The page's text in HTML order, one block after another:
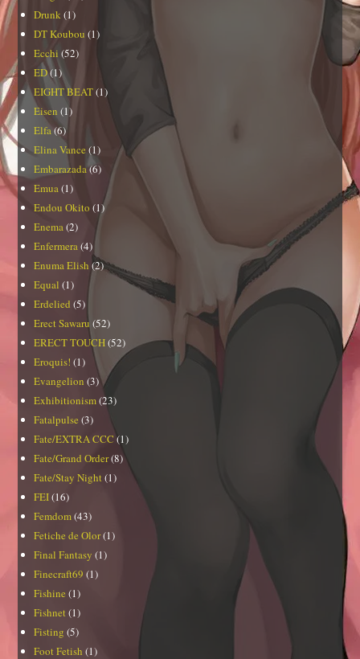
Drunk (1)
DT Koubou (1)
Ecchi (52)
ED(1)
EIGHT BEAT(1)
Eisen (1)
Elfa(6)
Elina Vance (1)
Embarazada(6)
Emua(1)
Endou Okito (1)
Enema(2)
Enfermera(4)
Enuma Elish (2)
Equal (1)
Erdelied (5)
Erect Sawaru (52)
ERECT TOUCH(52)
Eroquis! (1)
Evangelion (3)
Exhibitionism(23)
Fatalpulse (3)
Fate/EXTRA CCC (1)
Fate/Grand Order(8)
Fate/Stay Night(1)
FEI(16)
Femdom(43)
Fetiche de Olor(1)
Final Fantasy (1)
Finecraft69 (1)
Fishine (1)
Fishnet(1)
Fisting (5)
Foot Fetish (1)